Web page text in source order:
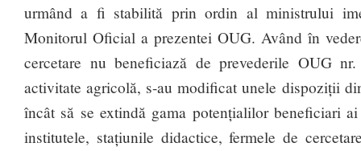
urmând a fi stabilită prin ordin al ministrului
Monitorul Oficial a prezentei OUG. Având în
cercetare nu beneficiază de prevederile OUG
activitate agricolă, s-au modificat unele dispoziții
încât să se extindă gama potențialilor beneficiari
institutele, stațiunile didactice, fermele de